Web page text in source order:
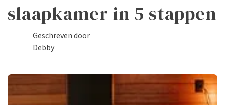
slaapkamer in 5 stappen
Geschreven door
Debby